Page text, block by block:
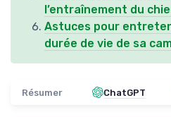
l’entraînement du
Astuces pour
durée de vie de sa
Résumer ChatGPT